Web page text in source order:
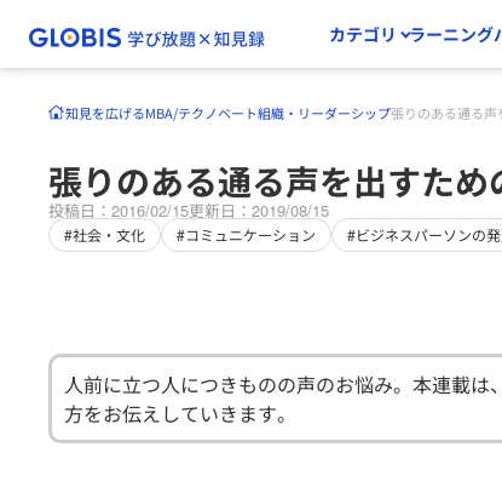
カテゴリ ラーニング
知見を広げるMBA/テクノベート組織・リーダーシップ張りのある通る声
張りのある通る声を出すた
投稿日：2016/02/15更新日：2019/08/15
#社会・文化 #コミュニケーション #ビジネスパーソンの
人前に立つ人につきものの声のお悩み。本連載
方をお伝えしていきます。